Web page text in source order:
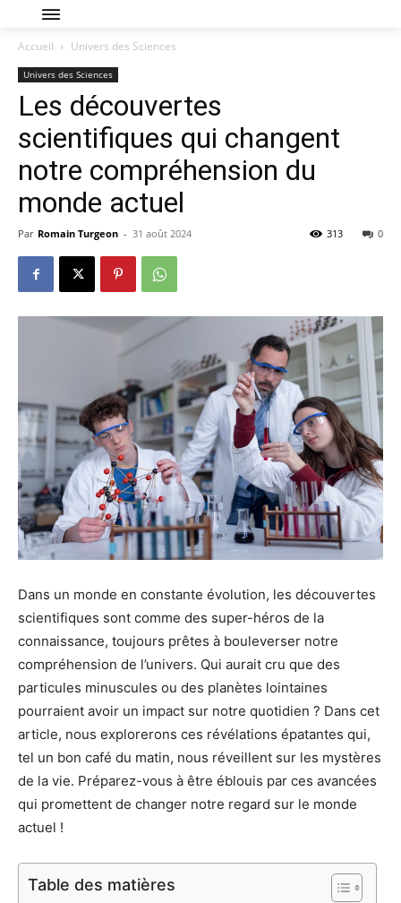
Accueil Univers des Sciences
Univers des Sciences
Les découvertes
scientifiques qui changent
notre compréhension du
monde actuel
Par Romain Turgeon - 31 août 2024 0
313
Dans un monde en constante évolution, les découvertes
scientifiques sont comme des super-héros de la
connaissance, toujours prêtes à bouleverser notre
compréhension de l’univers. Qui aurait cru que des
particules minuscules ou des planètes lointaines
pourraient avoir un impact sur notre quotidien ? Dans cet
article, nous explorerons ces révélations épatantes qui,
tel un bon café du matin, nous réveillent sur les mystères
de la vie. Préparez-vous à être éblouis par ces avancées
qui promettent de changer notre regard sur le monde
actuel !
Table des matières